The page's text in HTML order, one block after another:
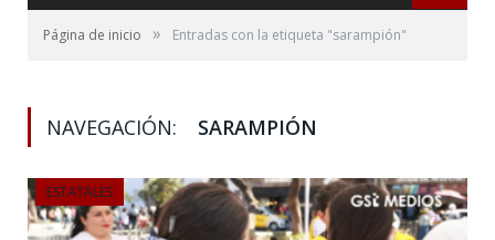
Página de inicio » Entradas con la etiqueta "sarampión"
NAVEGACIÓN: SARAMPIÓN
ESTATALES